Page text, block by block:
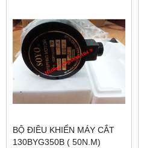
BỘ ĐIỀU KHIỂN MÁY CẮT
130BYG350B ( 50N.M)